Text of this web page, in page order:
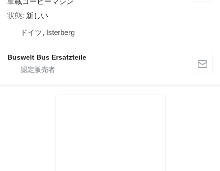
状態 新しい
ドイツ, Isterberg
Buswelt Bus Ersatzteile